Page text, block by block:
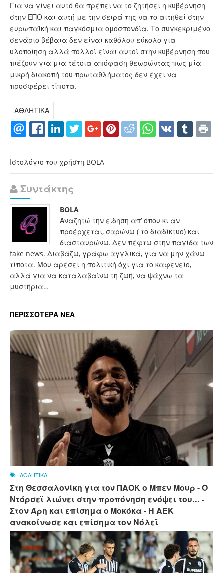
Για να γίνει αυτό θα πρέπει να το ζητήσει η κυβέρνηση
στην ΕΠΟ και αυτή με την σειρά της να το αιτηθεί στην
ευρωπαϊκή και παγκόσμια ομοσπονδία. Το συγκεκριμένο
σενάριο βέβαια δεν είναι καθόλου εύκολο για
υλοποίηση αλλά πολλοί είναι αυτοί στην κυβέρνηση που
πιέζουν για μια τέτοια απόφαση θεωρώντας πως μία
μικρή διακοπή του πρωταθλήματος δεν έχει να
προσφέρει τίποτα.
ΑΘΛΗΤΙΚΑ
Ιστολόγιο του χρήστη BOLA
Συντάκτης
BOLA
Αναζητώ την είδηση απ’ όπου κι αν
προέρχεται, σαρώνω ( το διαδίκτυο) και
διασταυρώνω. Δεν πέφτω στην παγίδα των
fake news. Διαβάζω, γράφω αγγλικά, για να μην χάνω
τίποτα. Μου αρέσει η πολιτική όχι για το καφενείο,
αλλά για να καταλαβαίνω τη ζωή, να ψάχνω τα
μυστήρια…
ΠΕΡΙΣΣΟΤΕΡΑ ΝΕΑ
ΑΘΛΗΤΙΚΑ
Στη Θεσσαλονίκη για τον ΠΑΟΚ ο Μπεν Μουρ - Ο
Ντόρσεϊ λιώνει στην προπόνηση ενόψει του... -
Στον Άρη και επίσημα ο Μοκόκα - Η ΑΕΚ
ανακοίνωσε και επίσημα τον Νόλεϊ